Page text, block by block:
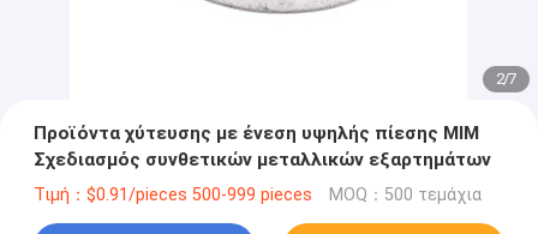
2/7
Προϊόντα χύτευσης με ένεση υψηλής πίεσης MIM
Σχεδιασμός συνθετικών μεταλλικών εξαρτημάτων
Τιμή：$0.91/pieces 500-999 pieces MOQ：500 τεμάχια